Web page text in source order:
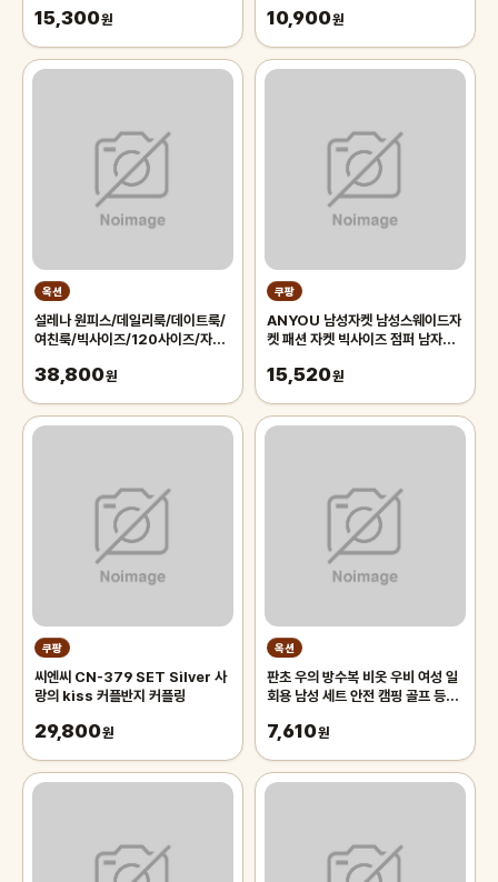
15,300원 10,900원
옥션
설레나 원피스/데일리룩/데이트룩/
여친룩/빅사이즈/120사이즈/자체
원피스
38,800원
쿠팡
ANYOU 남성자켓 남성스웨이드자
켓 패션 자켓 빅사이즈 점퍼 남자자
15,520원
쿠팡
씨엔씨 CN-379 SET Silver 사
랑의 kiss 커플반지 커플링
29,800원
옥션
판초 우의 방수복 비옷 우비 여성 일
회용 남성 세트 안전 캠핑 골프 등산
7,610원